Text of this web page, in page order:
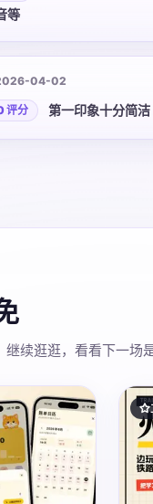
等
04-02
评分 第一印象十分简洁
继续逛逛，看看下一场